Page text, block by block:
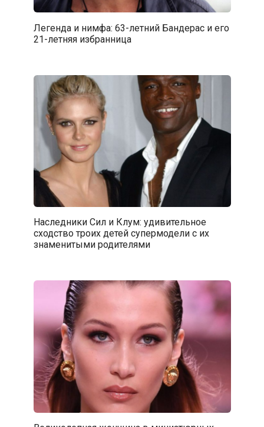
Легенда и нимфа: 63-летний Бандерас и его
21-летняя избранница
Наследники Сил и Клум: удивительное
сходство троих детей супермодели с их
знаменитыми родителями